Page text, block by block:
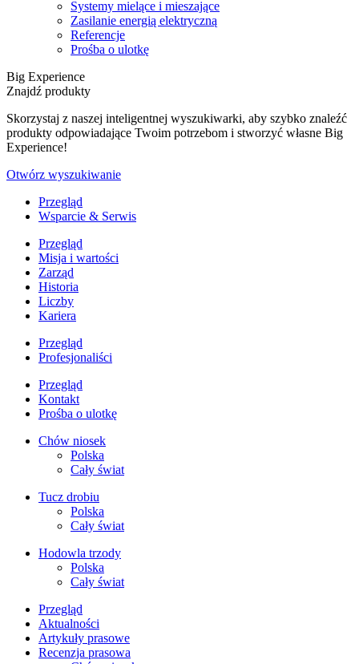
Systemy mielące i mieszające
Zasilanie energią elektryczną
Referencje
Prośba o ulotkę
Big Experience
Znajdź produkty
Skorzystaj z naszej inteligentnej wyszukiwarki, aby szybko znaleźć
produkty odpowiadające Twoim potrzebom i stworzyć własne Big
Experience!
Otwórz wyszukiwanie
Przegląd
Wsparcie & Serwis
Przegląd
Misja i wartości
Zarząd
Historia
Liczby
Kariera
Przegląd
Profesjonaliści
Przegląd
Kontakt
Prośba o ulotkę
Chów niosek
Polska
Cały świat
Tucz drobiu
Polska
Cały świat
Hodowla trzody
Polska
Cały świat
Przegląd
Aktualności
Artykuły prasowe
Recenzja prasowa